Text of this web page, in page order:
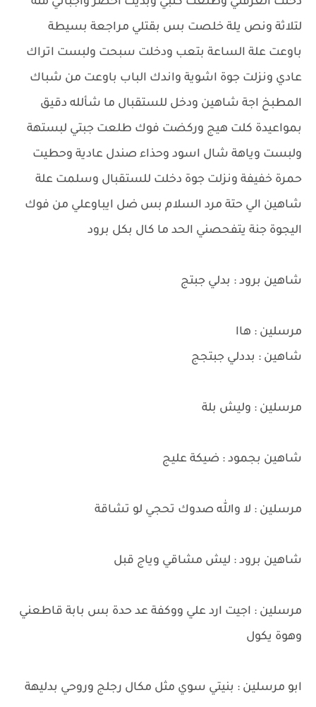
لتلاثة ونص يلة خلصت بس بقتلي مراجعة بسيطة
باوعت علة الساعة بتعب ودخلت سبحت ولبست اتراك
عادي ونزلت جوة اشوية واندك الباب باوعت من شباك
المطبخ اجة شاهين ودخل للستقبال ما شألله دقيق
بمواعيدة كلت هيج وركضت فوك طلعت جبتي لبستهة
ولبست وياهة شال اسود وحذاء صندل عادية وحطيت
حمرة خفيفة ونزلت جوة دخلت للستقبال وسلمت علة
شاهين الي حتة مرد السلام بس ضل ايباوعلي من فوك
اليجوة جنة يتفحصني الحد ما كال بكل برود
شاهين برود : بدلي جبتج
مرسلين : هاا
شاهين : بددلي جبتجج
مرسلين : وليش بلة
شاهين بجمود : ضيكة عليج
مرسلين : لا والله صدوك تحجي لو تشاقة
شاهين برود : ليش مشاقي وياج قبل
مرسلين : اجيت ارد علي ووكفة عد حدة بس بابة قاطعني
وهوة يكول
ابو مرسلين : بنيتي سوي مثل مكال رجلج وروحي بدليهة